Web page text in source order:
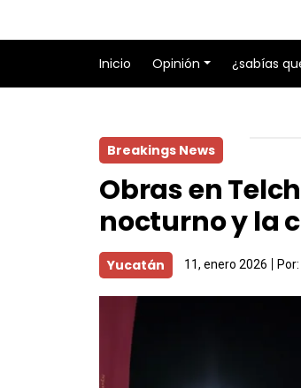
Inicio Opinión ¿sabías
Breakings News
Obras en
nocturno y la
Yucatán 11, enero 2026 Por: